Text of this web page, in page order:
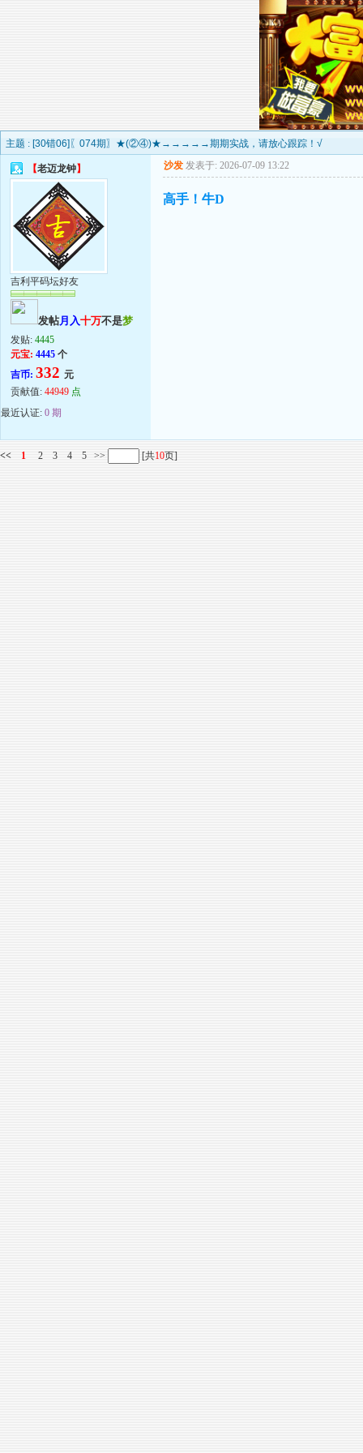
主题 : [30错06]〖074期〗★(②④)★→→→→→期期实战，请放心跟踪！√
【老迈龙钟】
吉利平码坛好友
发帖月入十万不是梦
发贴: 4445
元宝: 4445 个
吉币: 332 元
贡献值: 44949 点
最近认证: 0 期
沙发 发表于: 2026-07-09 13:22
高手！牛D
<< 1 2 3 4 5 >> [共10页]